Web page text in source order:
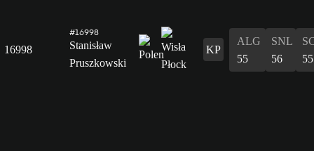
16998
#16998
Stanisław
Pruszkowski
KP
ALG
55
SNL
56
55